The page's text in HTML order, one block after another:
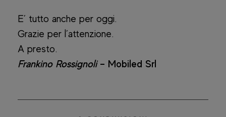
E’ tutto anche per oggi.
Grazie per l’attenzione.
A presto.
Frankino Rossignoli– Mobiled Srl